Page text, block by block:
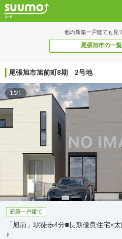
他の新築一戸建ても見
尾張旭市の一
尾張旭市旭前町8期 2号地
1/21
新築一戸建て
「旭前」駅徒歩4分■長期優良住宅×
♪